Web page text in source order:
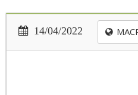
14/04/2022